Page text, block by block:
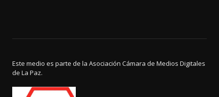
Este medio es parte de la Asociación Cámara de Medios Digitales
de La Paz.